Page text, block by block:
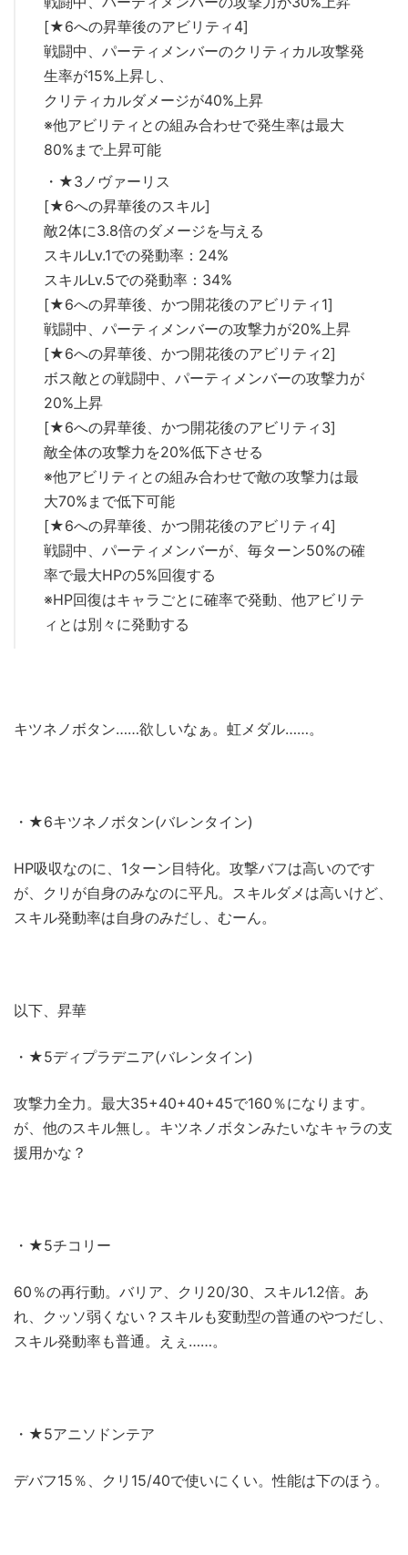
[★6への昇華後のアビリティ4]
戦闘中、パーティメンバーのクリティカル攻撃発
生率が15%上昇し、
クリティカルダメージが40%上昇
※他アビリティとの組み合わせで発生率は最大
80%まで上昇可能
・★3ノヴァーリス
[★6への昇華後のスキル]
敵2体に3.8倍のダメージを与える
スキルLv.1での発動率：24%
スキルLv.5での発動率：34%
[★6への昇華後、かつ開花後のアビリティ1]
戦闘中、パーティメンバーの攻撃力が20%上昇
[★6への昇華後、かつ開花後のアビリティ2]
ボス敵との戦闘中、パーティメンバーの攻撃力が
20%上昇
[★6への昇華後、かつ開花後のアビリティ3]
敵全体の攻撃力を20%低下させる
※他アビリティとの組み合わせで敵の攻撃力は最
大70%まで低下可能
[★6への昇華後、かつ開花後のアビリティ4]
戦闘中、パーティメンバーが、毎ターン50%の確
率で最大HPの5%回復する
※HP回復はキャラごとに確率で発動、他アビリテ
ィとは別々に発動する
キツネノボタン……欲しいなぁ。虹メダル……。
・★6キツネノボタン(バレンタイン)
HP吸収なのに、1ターン目特化。攻撃バフは高いのです
が、クリが自身のみなのに平凡。スキルダメは高いけど、
スキル発動率は自身のみだし、むーん。
以下、昇華
・★5ディプラデニア(バレンタイン)
攻撃力全力。最大35+40+40+45で160％になります。
が、他のスキル無し。キツネノボタンみたいなキャラの支
援用かな？
・★5チコリー
60％の再行動。バリア、クリ20/30、スキル1.2倍。あ
れ、クッソ弱くない？スキルも変動型の普通のやつだし、
スキル発動率も普通。えぇ……。
・★5アニソドンテア
デバフ15％、クリ15/40で使いにくい。性能は下のほう。